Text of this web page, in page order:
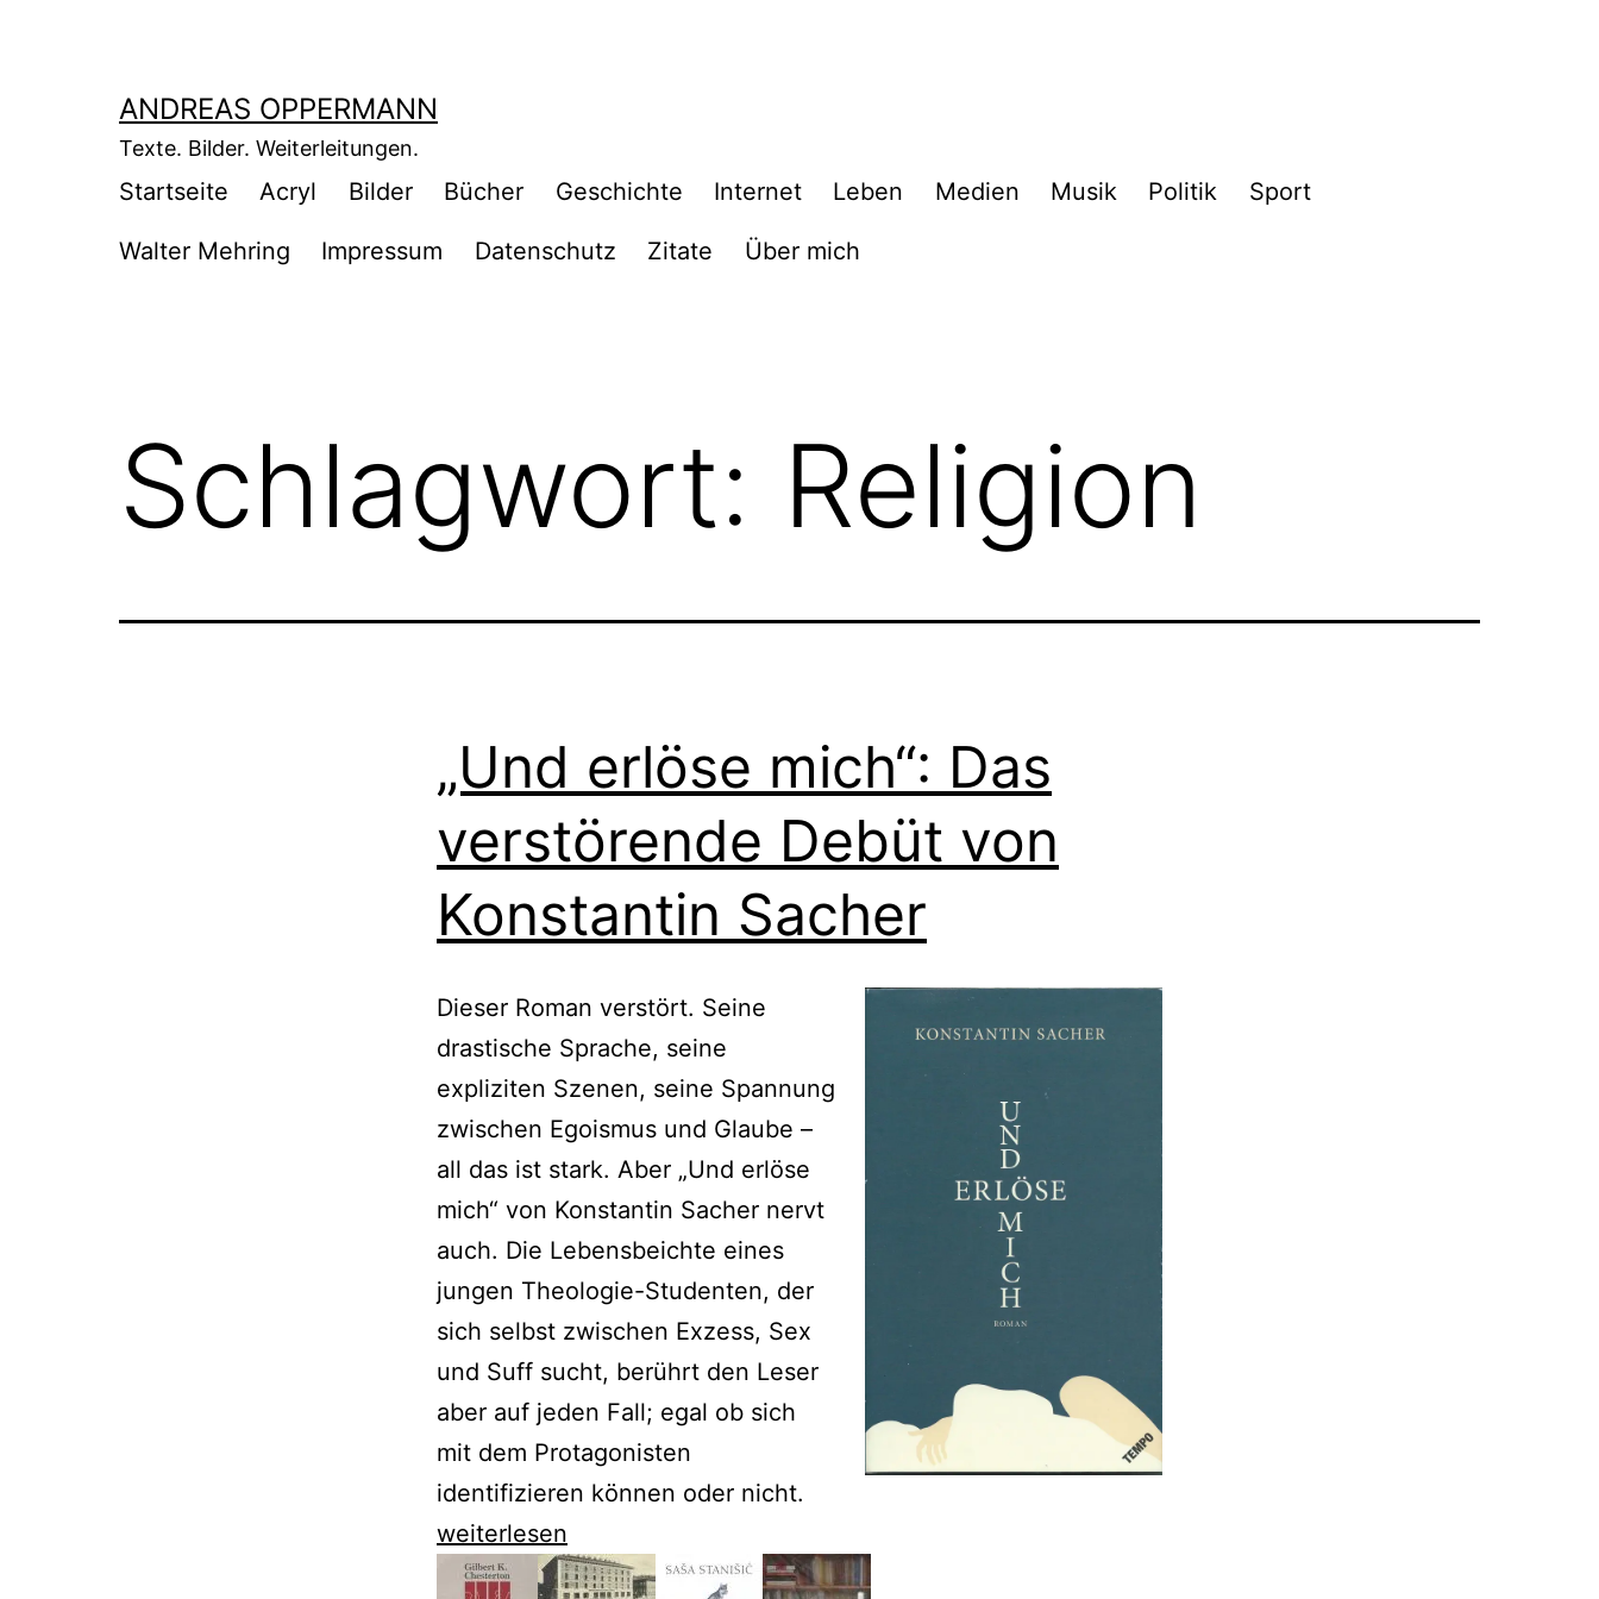
ANDREAS OPPERMANN
Texte. Bilder. Weiterleitungen.
Startseite Acryl Bilder Bücher Geschichte Internet Leben Medien Musik Politik Sport
Walter Mehring Impressum Datenschutz Zitate Über mich
Schlagwort: Religion
„Und erlöse mich“: Das
verstörende Debüt von
Konstantin Sacher
Dieser Roman verstört. Seine
drastische Sprache, seine
expliziten Szenen, seine Spannung
zwischen Egoismus und Glaube –
all das ist stark. Aber „Und erlöse
mich“ von Konstantin Sacher nervt
auch. Die Lebensbeichte eines
jungen Theologie-Studenten, der
sich selbst zwischen Exzess, Sex
und Suff sucht, berührt den Leser
aber auf jeden Fall; egal ob sich
mit dem Protagonisten
identifizieren können oder nicht.
„Und
erlöse
weiterlesen